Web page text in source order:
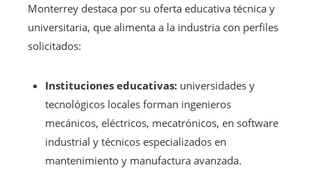
Monterrey destaca por su oferta educativa técnica y
universitaria, que alimenta a la industria con perfiles
solicitados:
Instituciones educativas: universidades y
tecnológicos locales forman ingenieros
mecánicos, eléctricos, mecatrónicos, en software
industrial y técnicos especializados en
mantenimiento y manufactura avanzada.